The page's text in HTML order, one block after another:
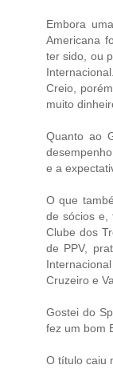
Embora
Americana
ter sido, ou
Internacional.
Creio,
muito
Quanto ao
e a
O que
de sócios e,
Clube dos
de PPV,
Cruzeiro e
Gostei do
fez um bom
O título caiu